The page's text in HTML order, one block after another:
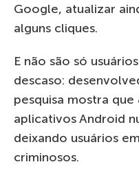
Google, atualizar
alguns cliques.
E não são só
descaso:
pesquisa mostra
aplicativos Android
deixando usuários
criminosos.